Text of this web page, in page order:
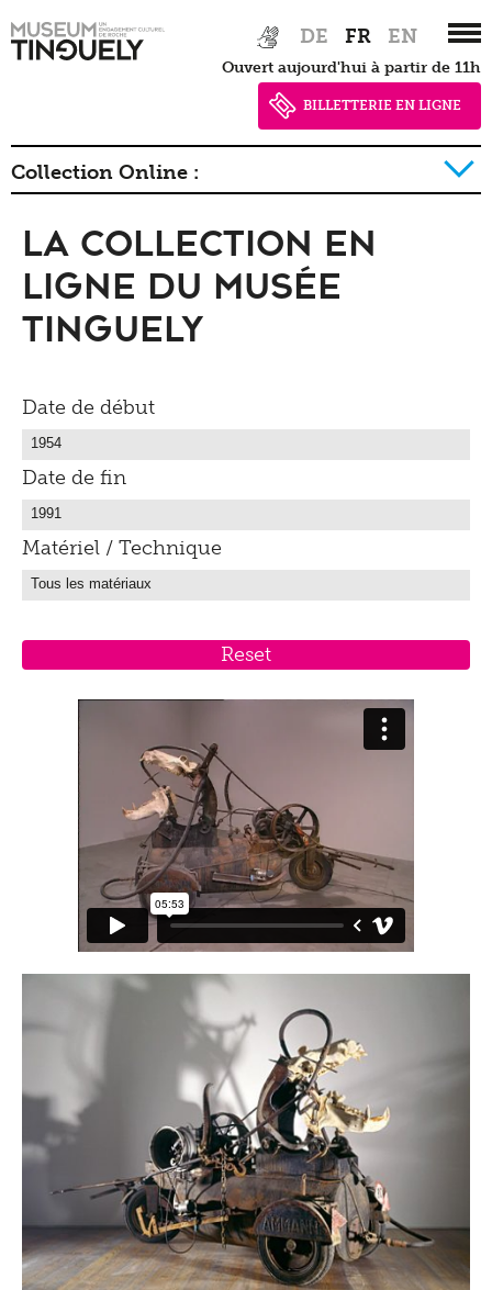
Hauptnavigation
to
DE FR EN
Ouvert aujourd'hui à partir de 11h
BILLETTERIE EN LIGNE
Collection Online :
La collection détail
La collection en
Ligne du Musée
Tinguely
Date de début
Date de fin
Matériel / Technique